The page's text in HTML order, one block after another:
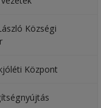
Községi
Központ